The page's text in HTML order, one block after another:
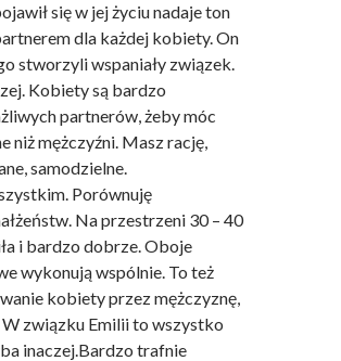
się w jej życiu nadaje ton
dla każdej kobiety. On
stworzyli wspaniały związek.
Kobiety są bardzo
partnerów, żeby móc
niż mężczyźni. Masz rację,
samodzielne.
Porównuję
Na przestrzeni 30 – 40
i bardzo dobrze. Oboje
wykonują wspólnie. To też
kobiety przez mężczyznę,
związku Emilii to wszystko
inaczej.Bardzo trafnie